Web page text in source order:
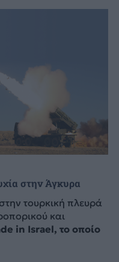
στην Άγκυρα
τουρκική πλευρά
και
in Israel, το οποίο